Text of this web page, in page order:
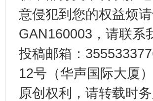
意侵犯到您的权益烦
GAN160003，请联系
投稿邮箱：
12号（华声国际大厦
原创权利，请转载时